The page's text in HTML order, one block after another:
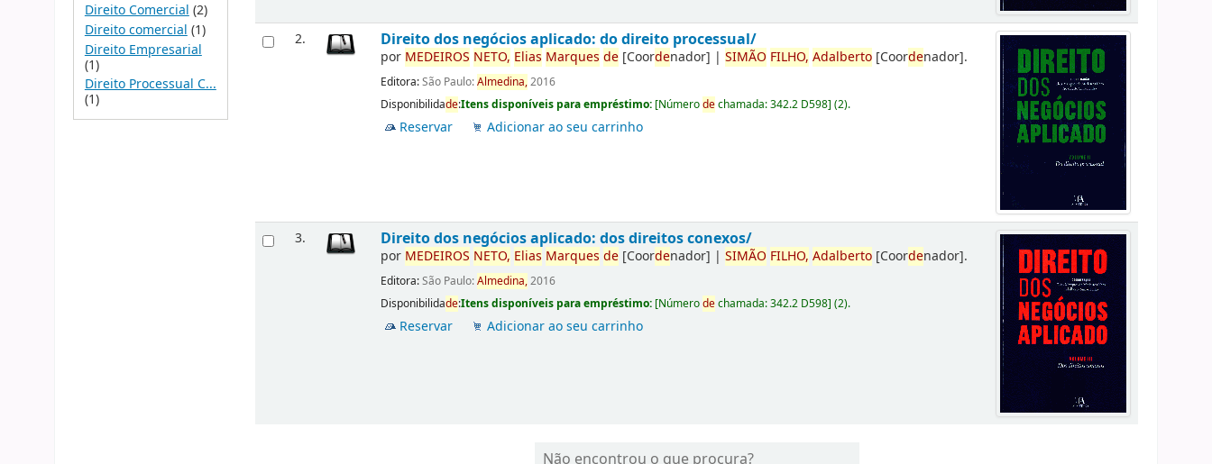
Direito Comercial (2)
Direito comercial (1)
Direito Empresarial
(1)
Direito Processual C...
(1)
2. Direito dos negócios aplicado: do direito processual/
por MEDEIROS NETO, Elias Marques de [Coordenador] |SIMÃO FILHO, Adalberto [Coordenador].
Editora:São Paulo:Almedina,2016
Disponibilidade:Itens disponíveis para empréstimo: [Númerodechamada:342.2 D598](2).
Reservar Adicionar ao seu carrinho
3. Direito dos negócios aplicado: dos direitos conexos/
por MEDEIROS NETO, Elias Marques de [Coordenador] |SIMÃO FILHO, Adalberto [Coordenador].
Editora:São Paulo:Almedina,2016
Disponibilidade:Itens disponíveis para empréstimo: [Númerodechamada:342.2 D598](2).
Reservar Adicionar ao seu carrinho